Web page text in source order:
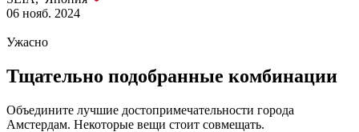
06 нояб. 2024
Ужасно
Тщательно подобранные комбинации
Объедините лучшие достопримечательности города
Амстердам. Некоторые вещи стоит совмещать.